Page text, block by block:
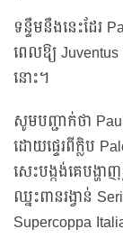
ទន្ទឹមនឹងនេះដែរ
ពេលឱ្យ
នោះ។
សូមបញ្ជាក់ថា
ដោយផ្ទេរពីក្លិប
សេះបង្កង់គេបង្
ឈ្នះពានរង្វាន់
Supercoppa